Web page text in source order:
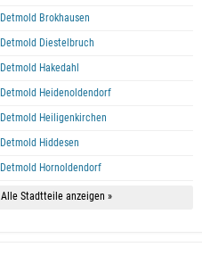
Detmold Brokhausen
Detmold Diestelbruch
Detmold Hakedahl
Detmold Heidenoldendorf
Detmold Heiligenkirchen
Detmold Hiddesen
Detmold Hornoldendorf
Alle Stadtteile anzeigen »